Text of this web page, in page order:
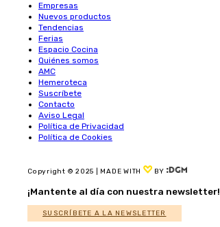
Empresas
Nuevos productos
Tendencias
Ferias
Espacio Cocina
Quiénes somos
AMC
Hemeroteca
Suscríbete
Contacto
Aviso Legal
Política de Privacidad
Política de Cookies
Copyright © 2025 | MADE WITH BY
¡Mantente al día con nuestra newsletter!
SUSCRÍBETE A LA NEWSLETTER